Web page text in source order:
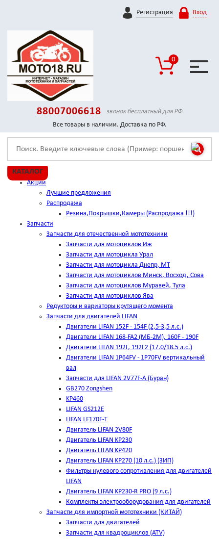
Регистрация Вход
0
88007006618
звонок бесплатный для РФ
Все товары в наличии. Доставка по РФ.
КАТАЛОГ
Акции
Лучшие предложения
Распродажа
Резина,Покрышки,Камеры (Распродажа !!!)
Запчасти
Запчасти для отечественной мототехники
Запчасти для мотоциклов Иж
Запчасти для мотоцикла Урал
Запчасти для мотоцикла Днепр, МТ
Запчасти для мотоциклов Минск, Восход, Сова
Запчасти для мотоциклов Муравей, Тула
Запчасти для мотоциклов Ява
Редукторы и вариаторы крутящего момента
Запчасти для двигателей LIFAN
Двигатели LIFAN 152F - 154F (2,5-3,5 л.с.)
Двигатели LIFAN 168-FA2 (МБ-2М), 160F - 190F
Двигатели LIFAN 192F, 192F2 (17.0/18.5 л.с.)
Двигатели LIFAN 1Р64FV - 1Р70FV вертикальный
вал
Запчасти для LIFAN 2V77F-A (Буран)
GB270 Zongshen
KP460
LIFAN GS212E
LIFAN LF170F-T
Двигатель LIFAN 2V80F
Двигатель LIFAN KP230
Двигатель LIFAN KP420
Двигатель LIFAN KP270 (10 л.с.) (ЗИП)
Фильтры нулевого сопротивления для двигателей
LIFAN
Двигатель LIFAN KP230-R PRO (9 л.с.)
Комплекты электрооборудования для двигателей
Запчасти для импортной мототехники (КИТАЙ)
Запчасти для двигателей
Запчасти для квадроциклов (ATV)